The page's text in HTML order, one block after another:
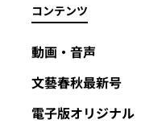
コンテンツ
動画・音声
文藝春秋最新号
電子版オリジナル